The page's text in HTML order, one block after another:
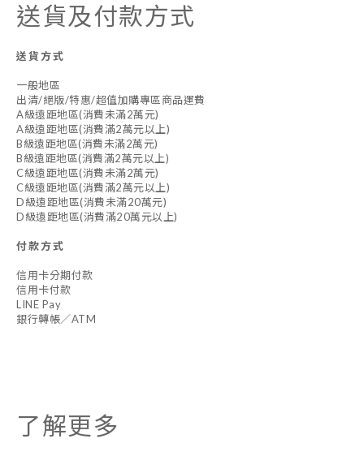
送貨及付款方式
送貨方式
一般地區
出清/絕版/特惠/超值加購專區商品運費
A級遠距地區(消費未滿2萬元)
A級遠距地區(消費滿2萬元以上)
B級遠距地區(消費未滿2萬元)
B級遠距地區(消費滿2萬元以上)
C級遠距地區(消費未滿2萬元)
C級遠距地區(消費滿2萬元以上)
D級遠距地區(消費未滿20萬元)
D級遠距地區(消費滿20萬元以上)
付款方式
信用卡分期付款
信用卡付款
LINE Pay
銀行轉帳／ATM
了解更多